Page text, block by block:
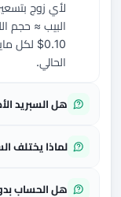
الحالي.
هل السبريد
لماذا يختلف
هل الحساب